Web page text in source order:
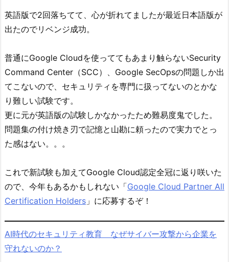
英語版で2回落ちてて、心が折れてましたが最近日本語版が
出たのでリベンジ成功。
普通にGoogle Cloudを使っててもあまり触らないSecurity
Command Center（SCC）、Google SecOpsの問題しか出
てこないので、セキュリティを専門に扱ってないのとかな
り難しい試験です。
更に元が英語版の試験しかなかったため難易度鬼でした。
問題集の付け焼き刃で記憶と山勘に頼ったので実力でとっ
た感はない。。。
これで新試験も加えてGoogle Cloud認定全冠に返り咲いた
ので、今年もあるかもしれない「Google Cloud Partner All
Certification Holders 」に応募するぞ！
AI時代のセキュリティ教育 なぜサイバー攻撃から企業を
守れないのか？